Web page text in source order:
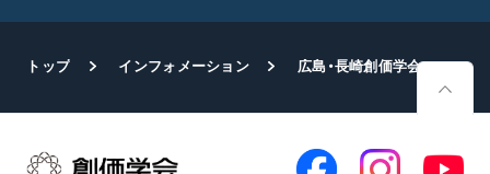
トップ インフォメーション 広島・長崎創価学会所蔵の被爆証言映像と音声が国立原爆死没者追悼平和祈念館に寄贈